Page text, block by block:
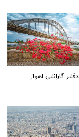
دفتر گارانتی اهواز